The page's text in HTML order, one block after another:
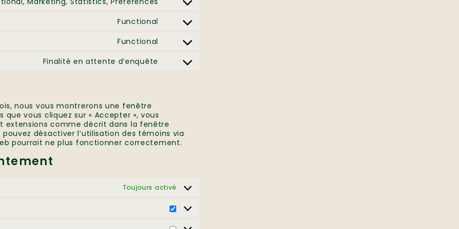
Functional
Functional
Finalité en attente d’enquête
nous vous montrerons une fenêtre
vous cliquez sur « Accepter », vous
extensions comme décrit dans la fenêtre
désactiver l’utilisation des témoins via
pourrait ne plus fonctionner correctement.
Toujours activé